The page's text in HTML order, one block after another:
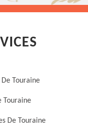
Touraine
Touraine
De Touraine